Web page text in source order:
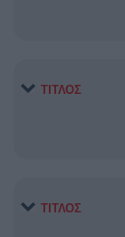
ΤΙΤΛΟΣ
ΤΙΤΛΟΣ